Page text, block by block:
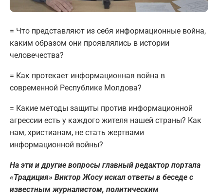
= Что представляют из себя информационные война,
каким образом они проявлялись в истории
человечества?
= Как протекает информационная война в
современной Республике Молдова?
= Какие методы защиты против информационной
агрессии есть у каждого жителя нашей страны? Как
нам, христианам, не стать жертвами
информационной войны?
На эти и другие вопросы главный редактор портала
«Традиция» Виктор Жосу искал ответы в беседе с
известным журналистом, политическим